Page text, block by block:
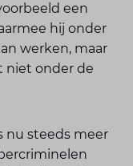
een
hij onder
werken, maar
niet onder de
nu steeds meer